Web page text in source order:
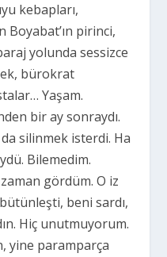
kebapları,
Boyabat’ın pirinci,
yolunda sessizce
bürokrat
Yaşam.
bir ay sonraydı.
silinmek isterdi. Ha
Bilemedim.
gördüm. O iz
beni sardı,
Hiç unutmuyorum.
yine paramparça